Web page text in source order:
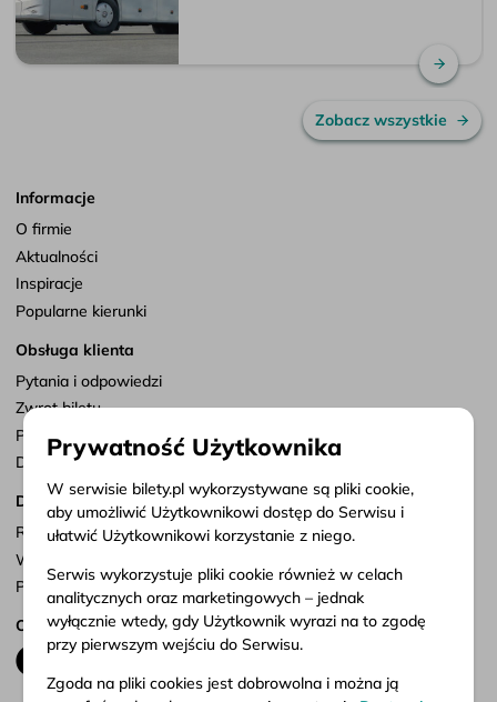
Zobacz wszystkie
Informacje
O firmie
Aktualności
Inspiracje
Popularne kierunki
Obsługa klienta
Pytania i odpowiedzi
Zwrot biletu
Punkty sprzedaży
Dostosuj zgody
Dokumenty
Regulamin serwisu
Warunki przewozu
Polityka prywatności
Obserwuj nas
Prywatność Użytkownika
W serwisie bilety.pl wykorzystywane są pliki cookie,
aby umożliwić Użytkownikowi dostęp do Serwisu i
ułatwić Użytkownikowi korzystanie z niego.
Serwis wykorzystuje pliki cookie również w celach
analitycznych oraz marketingowych – jednak
wyłącznie wtedy, gdy Użytkownik wyrazi na to zgodę
przy pierwszym wejściu do Serwisu.
Zgoda na pliki cookies jest dobrowolna i można ją